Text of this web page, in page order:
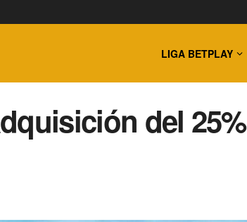
LIGA BETPLAY
del 25%